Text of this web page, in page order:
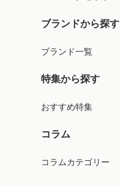
ブランドから探す
ブランド一覧
特集から探す
おすすめ特集
コラム
コラムカテゴリー